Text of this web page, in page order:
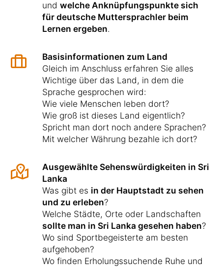
und welche Anknüpfungspunkte sich
für deutsche Muttersprachler beim
Lernen ergeben.
Basisinformationen zum Land
Gleich im Anschluss erfahren Sie alles
Wichtige über das Land, in dem die
Sprache gesprochen wird:
Wie viele Menschen leben dort?
Wie groß ist dieses Land eigentlich?
Spricht man dort noch andere Sprachen?
Mit welcher Währung bezahle ich dort?
Ausgewählte Sehenswürdigkeiten in Sri
Lanka
Was gibt es in der Hauptstadt zu sehen
und zu erleben?
Welche Städte, Orte oder Landschaften
sollte man in Sri Lanka gesehen haben?
Wo sind Sportbegeisterte am besten
aufgehoben?
Wo finden Erholungssuchende Ruhe und